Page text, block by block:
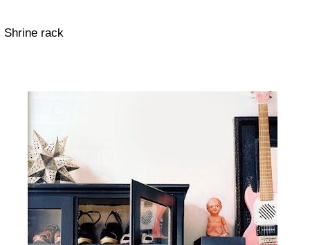
Shrine rack